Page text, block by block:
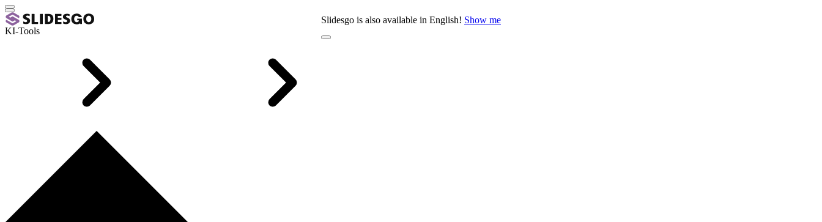
Slidesgo is also available in English! Show me
KI-Tools